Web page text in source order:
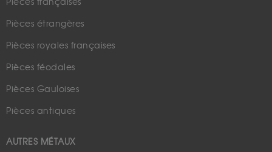
Pièces françaises
Pièces étrangères
Pièces royales françaises
Pièces féodales
Pièces Gauloises
Pièces antiques
AUTRES MÉTAUX